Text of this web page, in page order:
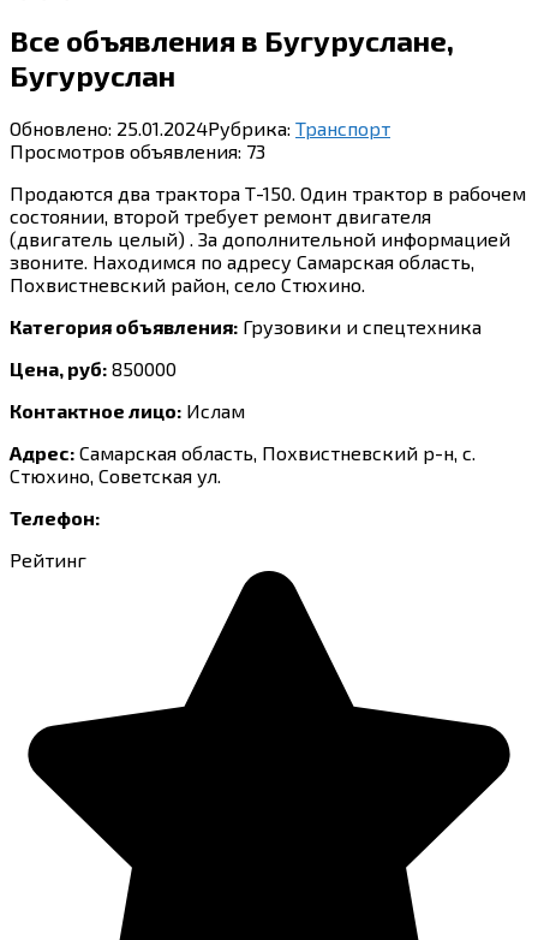
Все объявления в Бугуруслане,
Бугуруслан
Обновлено: 25.01.2024Рубрика: Транспорт
Просмотров объявления: 73
Продаются два трактора Т-150. Один трактор в рабочем
состоянии, второй требует ремонт двигателя
(двигатель целый) . За дополнительной информацией
звоните. Находимся по адресу Самарская область,
Похвистневский район, село Стюхино.
Категория объявления: Грузовики и спецтехника
Цена, руб: 850000
Контактное лицо: Ислам
Адрес: Самарская область, Похвистневский р-н, с.
Стюхино, Советская ул.
Телефон:
Рейтинг